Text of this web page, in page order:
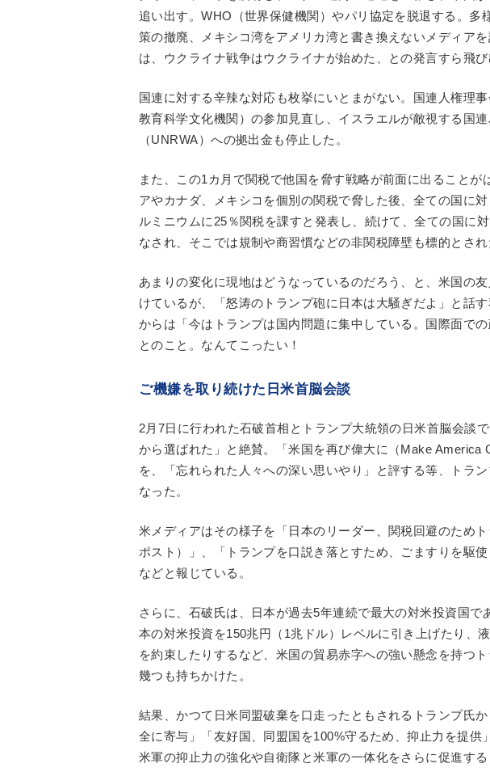
追い出す。WHO（世界保健機関）やパリ協定を脱退する。多
策の撤廃、メキシコ湾をアメリカ湾と書き換えないメディア
は、ウクライナ戦争はウクライナが始めた、との発言すら飛び
国連に対する辛辣な対応も枚挙にいとまがない。国連人権理
教育科学文化機関）の参加見直し、イスラエルが敵視する国
（UNRWA）への拠出金も停止した。
また、この1カ月で関税で他国を脅す戦略が前面に出ることが
アやカナダ、メキシコを個別の関税で脅した後、全ての国に
ルミニウムに25％関税を課すと発表し、続けて、全ての国に
なされ、そこでは規制や商習慣などの非関税障壁も標的とされ
あまりの変化に現地はどうなっているのだろう、と、米国の
けているが、「怒涛のトランプ砲に日本は大騒ぎだよ」と話
からは「今はトランプは国内問題に集中している。国際面での
とのこと。なんてこったい！
ご機嫌を取り続けた日米首脳会談
2月7日に行われた石破首相とトランプ大統領の日米首脳会談
から選ばれた」と絶賛。「米国を再び偉大に（Make America
を、「忘れられた人々への深い思いやり」と評する等、トラ
なった。
米メディアはその様子を「日本のリーダー、関税回避のため
ポスト）」、「トランプを口説き落とすため、ごますりを駆使
などと報じている。
さらに、石破氏は、日本が過去5年連続で最大の対米投資国で
本の対米投資を150兆円（1兆ドル）レベルに引き上げたり、
を約束したりするなど、米国の貿易赤字への強い懸念を持つ
幾つも持ちかけた。
結果、かつて日米同盟破棄を口走ったともされるトランプ氏
全に寄与」「友好国、同盟国を100%守るため、抑止力を提供
米軍の抑止力の強化や自衛隊と米軍の一体化をさらに促進す